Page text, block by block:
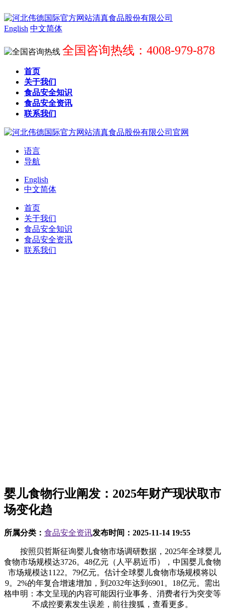
English 中文简体
全国咨询热线：4008-979-878
首页
关于我们
食品安全知识
食品安全资讯
联系我们
语言
导航
English
中文简体
首页
关于我们
食品安全知识
食品安全资讯
联系我们
婴儿食物行业阐发：2025年财产现状取市
场变化趋
所属分类： 食品安全资讯发布时间： 2025-11-14 19:55
按照贝哲斯征询婴儿食物市场调研数据，2025年全球婴儿
食物市场规模达3726。48亿元（人平易近币），中国婴儿食物
市场规模达1122。79亿元。估计全球婴儿食物市场规模将以
9。2%的年复合增速增加，到2032年达到6901。18亿元。需出
格申明：本文呈现的内容可能因行业事务、消费者行为突变等
不成控要素发生误差，前往搜狐，查看更多。